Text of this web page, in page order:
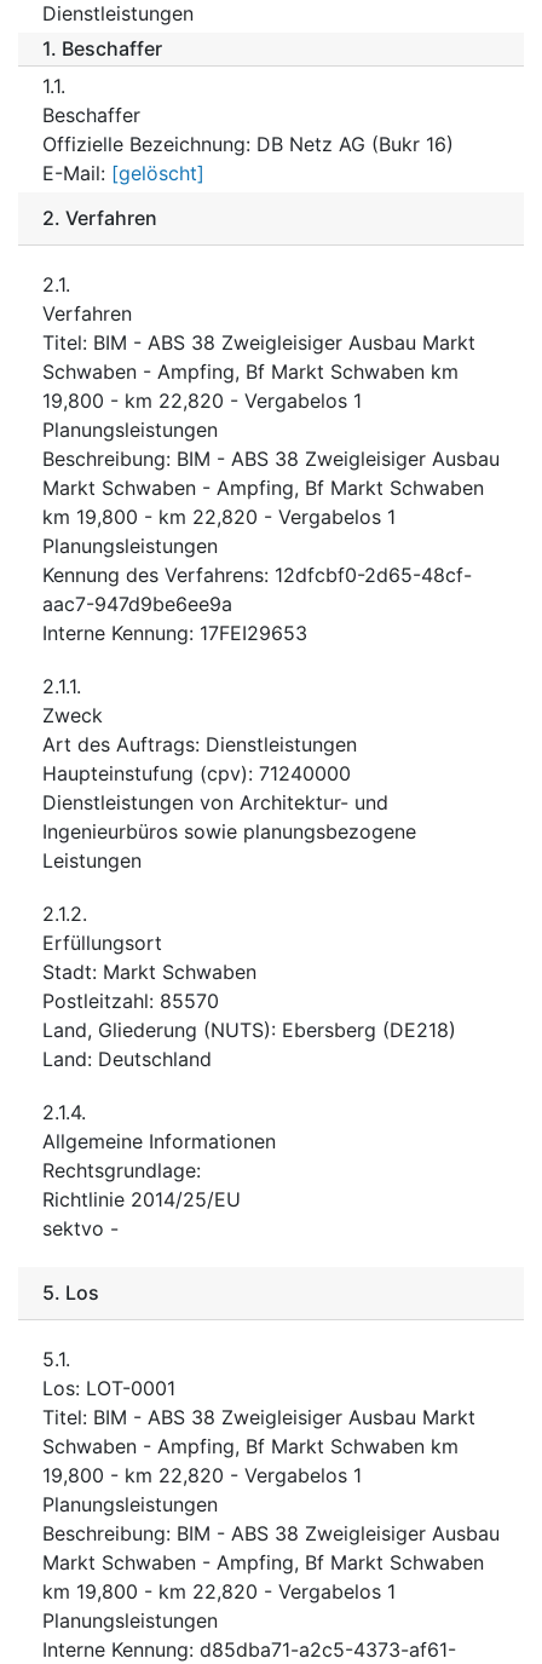
Dienstleistungen
1. Beschaffer
1.1.
Beschaffer
Offizielle Bezeichnung: DB Netz AG (Bukr 16)
E-Mail: [gelöscht]
2. Verfahren
2.1.
Verfahren
Titel: BIM - ABS 38 Zweigleisiger Ausbau Markt
Schwaben - Ampfing, Bf Markt Schwaben km
19,800 - km 22,820 - Vergabelos 1
Planungsleistungen
Beschreibung: BIM - ABS 38 Zweigleisiger Ausbau
Markt Schwaben - Ampfing, Bf Markt Schwaben
km 19,800 - km 22,820 - Vergabelos 1
Planungsleistungen
Kennung des Verfahrens: 12dfcbf0-2d65-48cf-
aac7-947d9be6ee9a
Interne Kennung: 17FEI29653
2.1.1.
Zweck
Art des Auftrags: Dienstleistungen
Haupteinstufung (cpv): 71240000
Dienstleistungen von Architektur- und
Ingenieurbüros sowie planungsbezogene
Leistungen
2.1.2.
Erfüllungsort
Stadt: Markt Schwaben
Postleitzahl: 85570
Land, Gliederung (NUTS): Ebersberg (DE218)
Land: Deutschland
2.1.4.
Allgemeine Informationen
Rechtsgrundlage:
Richtlinie 2014/25/EU
sektvo -
5. Los
5.1.
Los: LOT-0001
Titel: BIM - ABS 38 Zweigleisiger Ausbau Markt
Schwaben - Ampfing, Bf Markt Schwaben km
19,800 - km 22,820 - Vergabelos 1
Planungsleistungen
Beschreibung: BIM - ABS 38 Zweigleisiger Ausbau
Markt Schwaben - Ampfing, Bf Markt Schwaben
km 19,800 - km 22,820 - Vergabelos 1
Planungsleistungen
Interne Kennung: d85dba71-a2c5-4373-af61-